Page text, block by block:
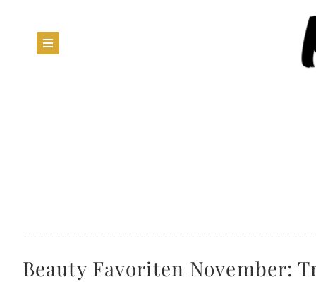
Beauty Favoriten November: